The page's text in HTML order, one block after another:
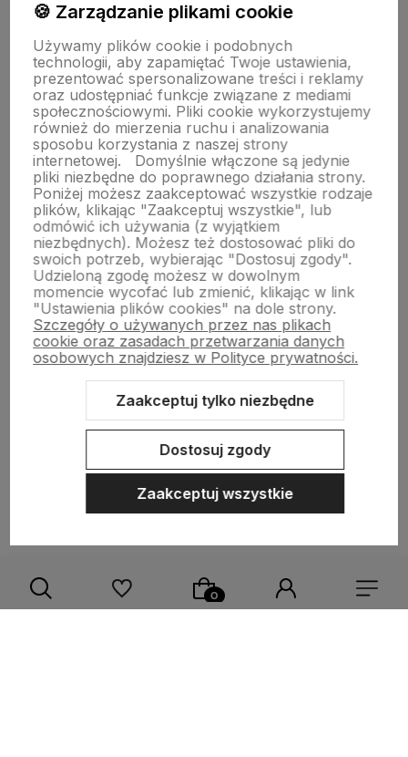
Do koszyka
S
Do koszyka
M
O nas
GrowCommerce
🍪 Zarządzanie plikami cookie
Używamy plików cookie i podobnych
technologii, aby zapamiętać Twoje ustawienia,
prezentować spersonalizowane treści i reklamy
oraz udostępniać funkcje związane z mediami
społecznościowymi. Pliki cookie wykorzystujemy
również do mierzenia ruchu i analizowania
sposobu korzystania z naszej strony
internetowej.
Domyślnie włączone są jedynie
pliki niezbędne do poprawnego działania strony.
Poniżej możesz zaakceptować wszystkie rodzaje
plików, klikając "Zaakceptuj wszystkie", lub
odmówić ich używania (z wyjątkiem
niezbędnych). Możesz też dostosować pliki do
swoich potrzeb, wybierając "Dostosuj zgody".
Udzieloną zgodę możesz w dowolnym
momencie wycofać lub zmienić, klikając w link
"Ustawienia plików cookies" na dole strony.
Szczegóły o używanych przez nas plikach
cookie oraz zasadach przetwarzania danych
osobowych znajdziesz w Polityce prywatności.
Zaakceptuj tylko niezbędne
Dostosuj zgody
Zaakceptuj wszystkie